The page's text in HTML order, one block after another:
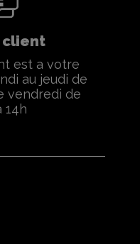
client
est a votre
au jeudi de
vendredi de
14h